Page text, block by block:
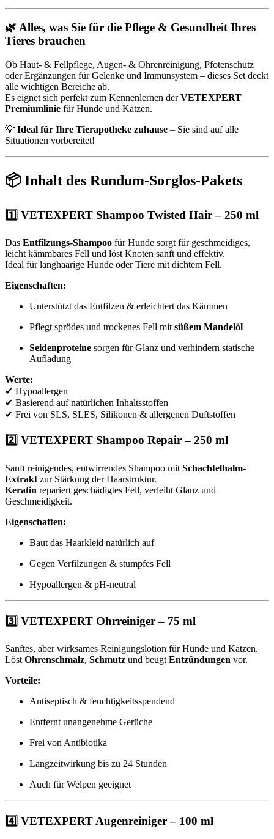
🌿 Alles, was Sie für die Pflege & Gesundheit Ihres
Tieres brauchen
Ob Haut- & Fellpflege, Augen- & Ohrenreinigung, Pfotenschutz
oder Ergänzungen für Gelenke und Immunsystem – dieses Set deckt
alle wichtigen Bereiche ab.
Es eignet sich perfekt zum Kennenlernen derVETEXPERT
Premiumlinie für Hunde und Katzen.
💡 Ideal für Ihre Tierapotheke zuhause – Sie sind auf alle
Situationen vorbereitet!
📦 Inhalt des Rundum-Sorglos-Pakets
1️⃣ VETEXPERT Shampoo Twisted Hair – 250 ml
Das Entfilzungs-Shampoo für Hunde sorgt für geschmeidiges,
leicht kämmbares Fell und löst Knoten sanft und effektiv.
Ideal für langhaarige Hunde oder Tiere mit dichtem Fell.
Eigenschaften:
Unterstützt das Entfilzen & erleichtert das Kämmen
Pflegt sprödes und trockenes Fell mit süßem Mandelöl
Seidenproteine sorgen für Glanz und verhindern statische
Aufladung
Werte:
✔ Hypoallergen
✔ Basierend auf natürlichen Inhaltsstoffen
✔ Frei von SLS, SLES, Silikonen & allergenen Duftstoffen
2️⃣ VETEXPERT Shampoo Repair – 250 ml
Sanft reinigendes, entwirrendes Shampoo mit Schachtelhalm-
Extrakt zur Stärkung der Haarstruktur.
Keratin repariert geschädigtes Fell, verleiht Glanz und
Geschmeidigkeit.
Eigenschaften:
Baut das Haarkleid natürlich auf
Gegen Verfilzungen & stumpfes Fell
Hypoallergen & pH-neutral
3️⃣ VETEXPERT Ohrreiniger – 75 ml
Sanftes, aber wirksames Reinigungslotion für Hunde und Katzen.
Löst Ohrenschmalz, Schmutz und beugt Entzündungen vor.
Vorteile:
Antiseptisch & feuchtigkeitsspendend
Entfernt unangenehme Gerüche
Frei von Antibiotika
Langzeitwirkung bis zu 24 Stunden
Auch für Welpen geeignet
4️⃣ VETEXPERT Augenreiniger – 100 ml